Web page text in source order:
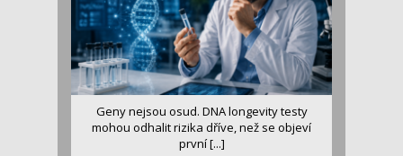
Geny nejsou osud. DNA longevity testy
mohou odhalit rizika dříve, než se objeví
první [...]